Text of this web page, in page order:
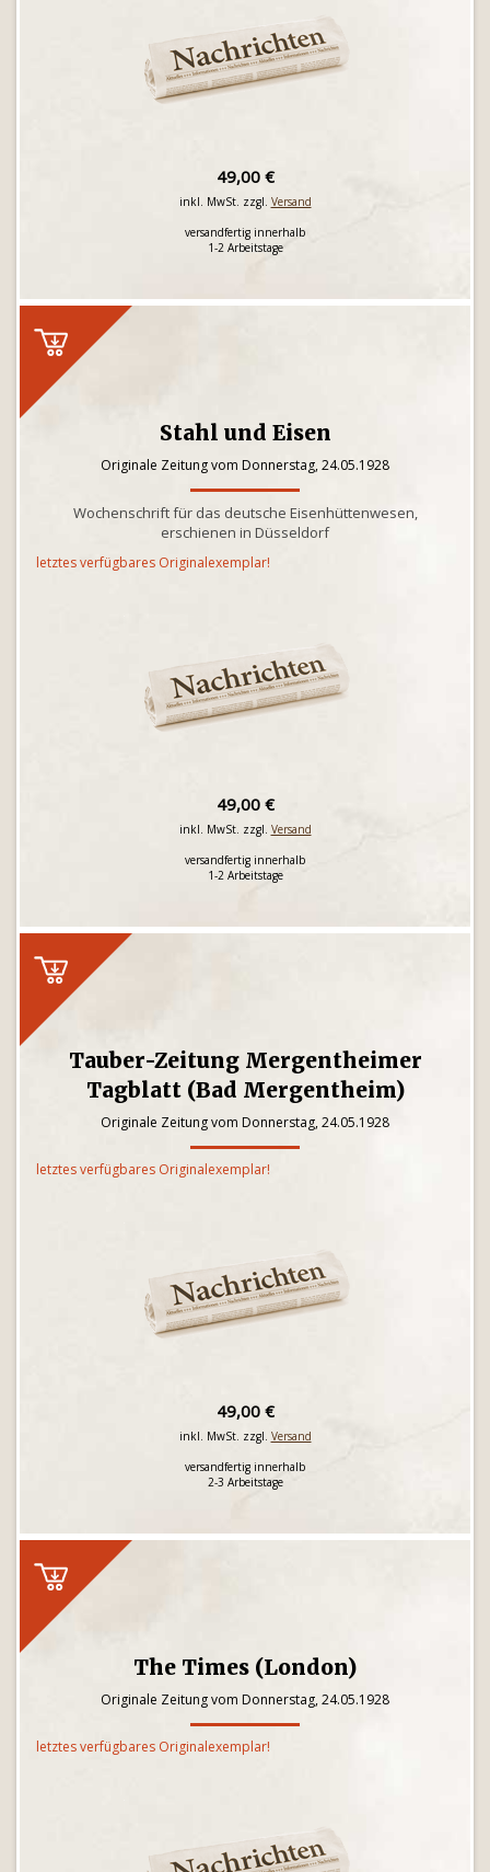
49,00 €
inkl. MwSt. zzgl. Versand
versandfertig innerhalb
1-2 Arbeitstage
Stahl und Eisen
Originale Zeitung vom Donnerstag, 24.05.1928
Wochenschrift für das deutsche Eisenhüttenwesen,
erschienen in Düsseldorf
letztes verfügbares Originalexemplar!
49,00 €
inkl. MwSt. zzgl. Versand
versandfertig innerhalb
1-2 Arbeitstage
Tauber-Zeitung Mergentheimer
Tagblatt (Bad Mergentheim)
Originale Zeitung vom Donnerstag, 24.05.1928
letztes verfügbares Originalexemplar!
49,00 €
inkl. MwSt. zzgl. Versand
versandfertig innerhalb
2-3 Arbeitstage
The Times (London)
Originale Zeitung vom Donnerstag, 24.05.1928
letztes verfügbares Originalexemplar!